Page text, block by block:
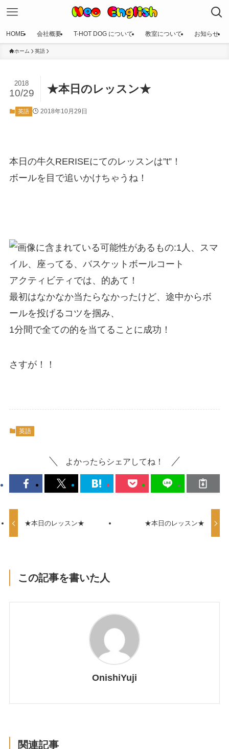
HOME 会社概要 T-HOT DOG について 教室について お知らせ
ホーム 英語
★本日のレッスン★
2018
10/29
英語 2018年10月29日
本日の牛久RERISEにてのレッスンは”t”！
ボールを目で追いかけちゃうね！
アクティビティでは、的あて！
最初はなかなか当たらなかったけど、途中からボ
ールを投げるコツを掴み、
1分間で全ての的を当てることに成功！
さすが！！
英語
よかったらシェアしてね！
★本日のレッスン★ ★本日のレッスン★
この記事を書いた人
OnishiYuji
関連記事